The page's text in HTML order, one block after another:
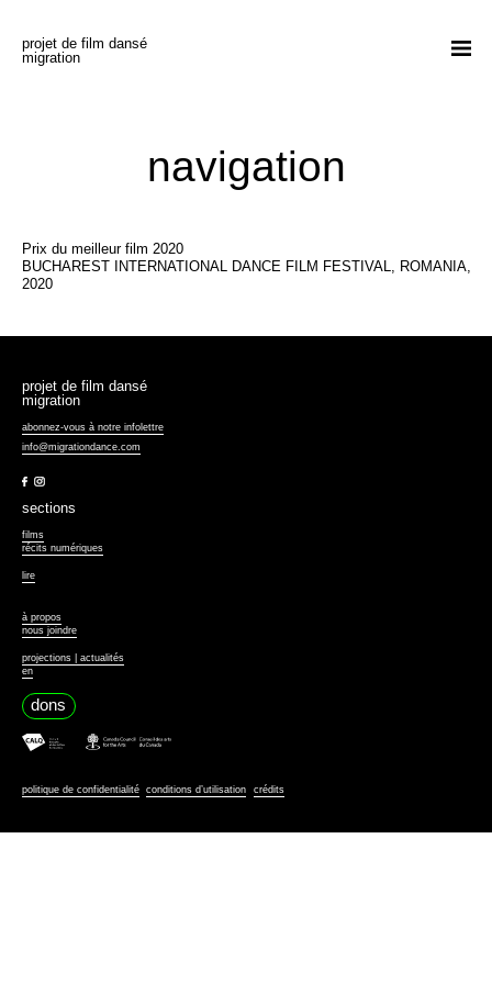
projet de film dansé
migration
mon compte
expériences
à propos
projections | actualités
nous joindre
Procession
Créative
Collaborer
navigation
Prix du meilleur film 2020
BUCHAREST INTERNATIONAL DANCE FILM FESTIVAL, ROMANIA,
2020
projet de film dansé
migration
abonnez-vous à notre infolettre
info@migrationdance.com
Facebook
Instagram
sections
films
récits numériques
lire
à propos
nous joindre
projections | actualités
en
dons
politique de confidentialité conditions d’utilisation crédits